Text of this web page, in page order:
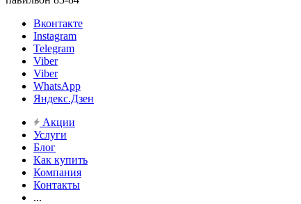
Вконтакте
Instagram
Telegram
Viber
Viber
WhatsApp
Яндекс.Дзен
Акции
Услуги
Блог
Как купить
Компания
Контакты
...